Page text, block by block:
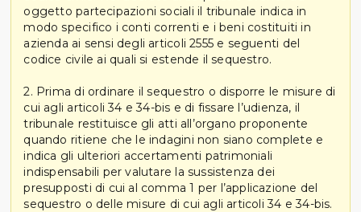
oggetto partecipazioni sociali il tribunale indica in
modo specifico i conti correnti e i beni costituiti in
azienda ai sensi degli articoli 2555 e seguenti del
codice civile ai quali si estende il sequestro.
2. Prima di ordinare il sequestro o disporre le misure di
cui agli articoli 34 e 34-bis e di fissare l’udienza, il
tribunale restituisce gli atti all’organo proponente
quando ritiene che le indagini non siano complete e
indica gli ulteriori accertamenti patrimoniali
indispensabili per valutare la sussistenza dei
presupposti di cui al comma 1 per l’applicazione del
sequestro o delle misure di cui agli articoli 34 e 34-bis.